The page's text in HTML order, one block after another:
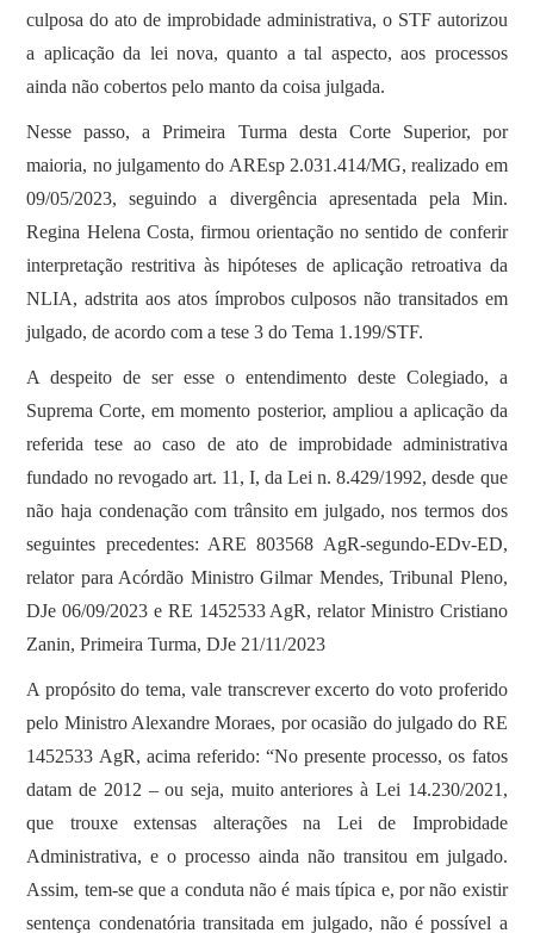
culposa do ato de improbidade administrativa, o STF autorizou
a aplicação da lei nova, quanto a tal aspecto, aos processos
ainda não cobertos pelo manto da coisa julgada.
Nesse passo, a Primeira Turma desta Corte Superior, por
maioria, no julgamento do AREsp 2.031.414/MG, realizado em
09/05/2023, seguindo a divergência apresentada pela Min.
Regina Helena Costa, firmou orientação no sentido de conferir
interpretação restritiva às hipóteses de aplicação retroativa da
NLIA, adstrita aos atos ímprobos culposos não transitados em
julgado, de acordo com a tese 3 do Tema 1.199/STF.
A despeito de ser esse o entendimento deste Colegiado, a
Suprema Corte, em momento posterior, ampliou a aplicação da
referida tese ao caso de ato de improbidade administrativa
fundado no revogado art. 11, I, da Lei n. 8.429/1992, desde que
não haja condenação com trânsito em julgado, nos termos dos
seguintes precedentes: ARE 803568 AgR-segundo-EDv-ED,
relator para Acórdão Ministro Gilmar Mendes, Tribunal Pleno,
DJe 06/09/2023 e RE 1452533 AgR, relator Ministro Cristiano
Zanin, Primeira Turma, DJe 21/11/2023
A propósito do tema, vale transcrever excerto do voto proferido
pelo Ministro Alexandre Moraes, por ocasião do julgado do RE
1452533 AgR, acima referido: “No presente processo, os fatos
datam de 2012 – ou seja, muito anteriores à Lei 14.230/2021,
que trouxe extensas alterações na Lei de Improbidade
Administrativa, e o processo ainda não transitou em julgado.
Assim, tem-se que a conduta não é mais típica e, por não existir
sentença condenatória transitada em julgado, não é possível a